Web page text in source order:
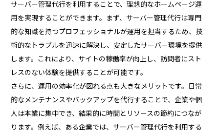
サーバー管理代行を利用することで、理想的なホームページ運
用を実現することができます。まず、サーバー管理代行は専門
的な知識を持つプロフェッショナルが運用を担当するため、技
術的なトラブルを迅速に解決し、安定したサーバー環境を提供
します。これにより、サイトの稼働率が向上し、訪問者にスト
レスのない体験を提供することが可能です。
さらに、運用の効率化が図れる点も大きなメリットです。日常
的なメンテナンスやバックアップを代行することで、企業や個
人は本業に集中でき、結果的に時間とリソースの節約につなが
ります。例えば、ある企業では、サーバー管理代行を利用する